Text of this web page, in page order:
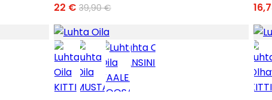
22 € 39,90 €